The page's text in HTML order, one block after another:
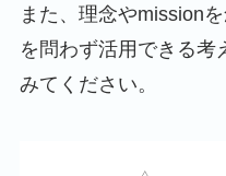
また、理念やmission
を問わず活用できる考
みてください。